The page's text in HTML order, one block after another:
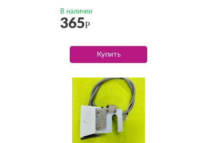
В наличии
365Р
Купить